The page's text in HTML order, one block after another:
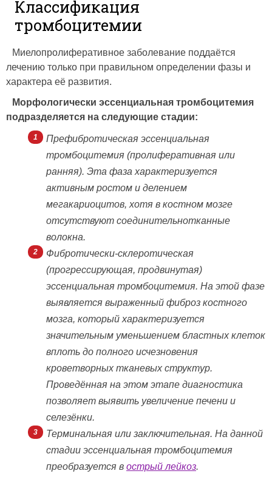
Классификация
тромбоцитемии
Миелопролиферативное заболевание поддаётся
лечению только при правильном определении фазы и
характера её развития.
Морфологически эссенциальная тромбоцитемия
подразделяется на следующие стадии:
Префибротическая эссенциальная
тромбоцитемия (пролиферативная или
ранняя). Эта фаза характеризуется
активным ростом и делением
мегакариоцитов, хотя в костном мозге
отсутствуют соединительнотканные
волокна.
Фибротически-склеротическая
(прогрессирующая, продвинутая)
эссенциальная тромбоцитемия. На этой фазе
выявляется выраженный фиброз костного
мозга, который характеризуется
значительным уменьшением бластных клеток
вплоть до полного исчезновения
кроветворных тканевых структур.
Проведённая на этом этапе диагностика
позволяет выявить увеличение печени и
селезёнки.
Терминальная или заключительная. На данной
стадии эссенциальная тромбоцитемия
преобразуется в острый лейкоз.